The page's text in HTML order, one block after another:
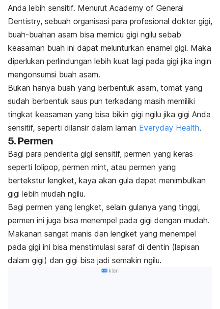
Anda lebih sensitif. Menurut Academy of General
Dentistry, sebuah organisasi para profesional dokter gigi,
buah-buahan asam bisa memicu gigi ngilu sebab
keasaman buah ini dapat melunturkan enamel gigi. Maka
diperlukan perlindungan lebih kuat lagi pada gigi jika ingin
mengonsumsi buah asam.
Bukan hanya buah yang berbentuk asam, tomat yang
sudah berbentuk saus pun terkadang masih memiliki
tingkat keasaman yang bisa bikin gigi ngilu jika gigi Anda
sensitif, seperti dilansir dalam laman Everyday Health.
5. Permen
Bagi para penderita gigi sensitif, permen yang keras
seperti lolipop, permen mint, atau permen yang
bertekstur lengket, kaya akan gula dapat menimbulkan
gigi lebih mudah ngilu.
Bagi permen yang lengket, selain gulanya yang tinggi,
permen ini juga bisa menempel pada gigi dengan mudah.
Makanan sangat manis dan lengket yang menempel
pada gigi ini bisa menstimulasi saraf di dentin (lapisan
dalam gigi) dan gigi bisa jadi semakin ngilu.
Iklan